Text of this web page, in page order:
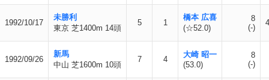
1992/10/17
未勝利
東京 芝1400m 14頭
5 1
橋本 広喜
(☆52.0)
8
(-)
1992/09/26
新馬
中山 芝1600m 10頭
7 4
大崎 昭一
(53.0)
8
(-)